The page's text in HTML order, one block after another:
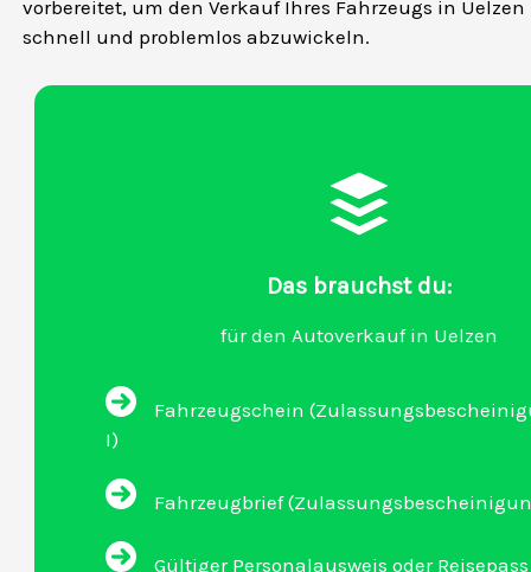
vorbereitet, um den Verkauf Ihres Fahrzeugs in Uelzen
schnell und problemlos abzuwickeln.
Das brauchst du:
für den Autoverkauf in Uelzen
Fahrzeugschein
I)
Fahrzeugbrief
Gültiger Personalausweis oder Reisepass